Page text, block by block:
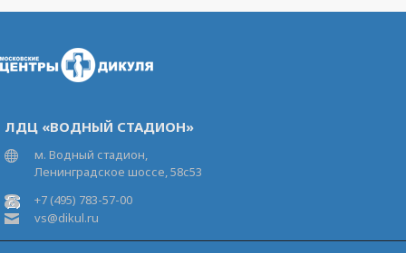
ЛДЦ «ВОДНЫЙ СТАДИОН»
м. Водный стадион,
Ленинградское шоссе, 58с53
+7 (495) 783-57-00
vs@dikul.ru